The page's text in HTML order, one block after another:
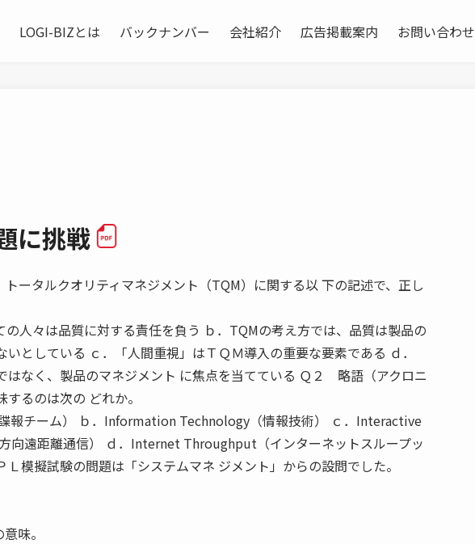
LOGI-BIZとは バックナンバー 会社紹介 広告掲載案内 お問い合わせ
に挑戦
ータルクオリティマネジメント（TQM）に関する以 下の記述で、正し
の人々は品質に対する責任を負う ｂ．TQMの考え方では、品質は製品の
としている ｃ．「人間重視」はＴＱＭ導入の重要な要素である ｄ．
はなく、製品のマネジメント に焦点を当てている Ｑ２ 略語（アクロニ
るのは次の どれか。
報チーム） ｂ．Information Technology（情報技術） ｃ．Interactive
遠距離通信） ｄ．Internet Throughput（インターネットスループッ
Ｌ模擬試験の問題は「システムマネ ジメント」からの設問でした。
味。